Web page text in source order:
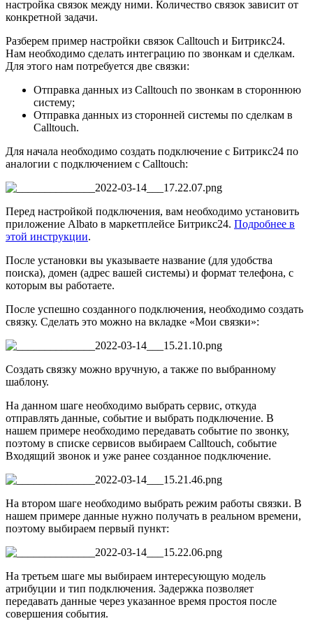
настройка связок между ними. Количество связок зависит от
конкретной задачи.
Разберем пример настройки связок Calltouch и Битрикс24.
Нам необходимо сделать интеграцию по звонкам и сделкам.
Для этого нам потребуется две связки:
Отправка данных из Calltouch по звонкам в стороннюю
систему;
Отправка данных из сторонней системы по сделкам в
Calltouch.
Для начала необходимо создать подключение с Битрикс24 по
аналогии с подключением с Calltouch:
Перед настройкой подключения, вам необходимо установить
приложение Albato в маркетплейсе Битрикс24. Подробнее в
этой инструкции.
После установки вы указываете название (для удобства
поиска), домен (адрес вашей системы) и формат телефона, с
которым вы работаете.
После успешно созданного подключения, необходимо создать
связку. Сделать это можно на вкладке «Мои связки»:
Создать связку можно вручную, а также по выбранному
шаблону.
На данном шаге необходимо выбрать сервис, откуда
отправлять данные, событие и выбрать подключение. В
нашем примере необходимо передавать событие по звонку,
поэтому в списке сервисов выбираем Calltouch, событие
Входящий звонок и уже ранее созданное подключение.
На втором шаге необходимо выбрать режим работы связки. В
нашем примере данные нужно получать в реальном времени,
поэтому выбираем первый пункт:
На третьем шаге мы выбираем интересующую модель
атрибуции и тип подключения. Задержка позволяет
передавать данные через указанное время простоя после
совершения события.